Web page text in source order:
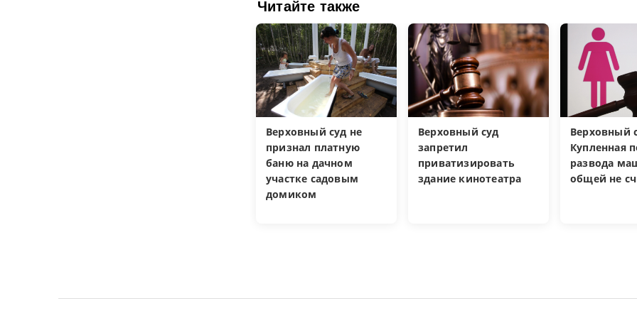
Читайте также
Верховный суд не
признал платную
баню на дачном
участке садовым
домиком
Верховный суд
запретил
приватизировать
здание кинотеатра
Верховный
Купленная
развода
общей не